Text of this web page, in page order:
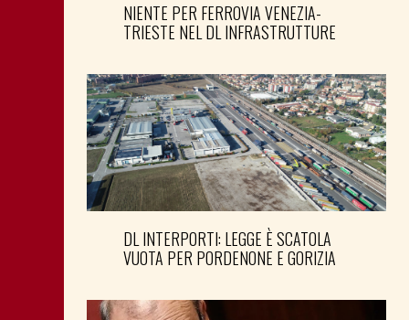
NIENTE PER FERROVIA VENEZIA-
TRIESTE NEL DL INFRASTRUTTURE
DL INTERPORTI: LEGGE È SCATOLA
VUOTA PER PORDENONE E GORIZIA